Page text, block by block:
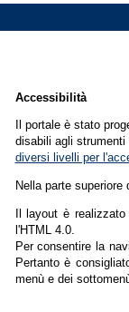
Accessibilità
Il portale è stato
disabili agli strumenti
diversi livelli per
Nella parte
Il layout è
l'HTML 4.0.
Per consentire la
Pertanto è
menù e dei